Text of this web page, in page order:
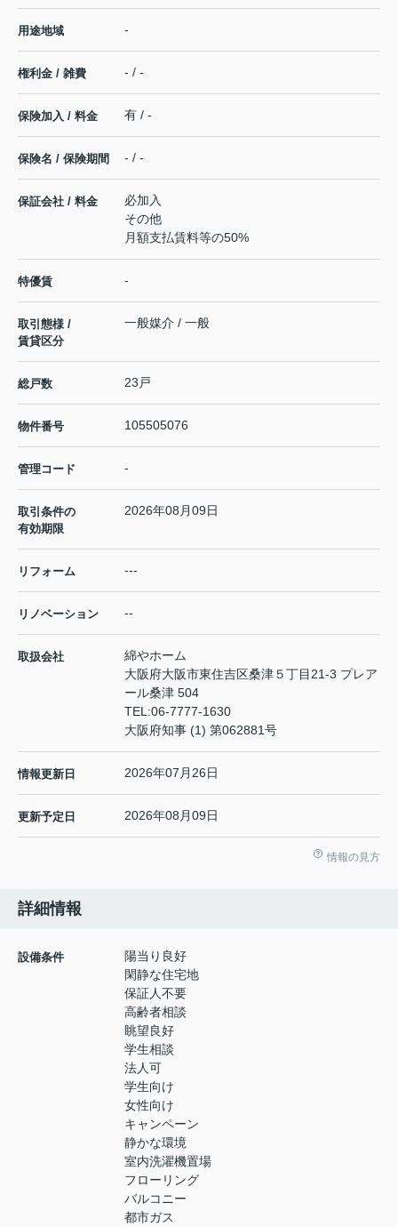
用途地域 -
権利金 / 雑費 - / -
保険加入 / 料金 有 / -
保険名 / 保険期間 - / -
保証会社 / 料金
必加入
その他
月額支払賃料等の50%
特優賃 -
取引態様 /
賃貸区分
一般媒介 / 一般
総戸数 23戸
物件番号 105505076
管理コード -
取引条件の
有効期限
2026年08月09日
リフォーム ---
リノベーション --
取扱会社
綿やホーム
大阪府大阪市東住吉区桑津５丁目21-3 プレア
ール桑津 504
TEL:06-7777-1630
大阪府知事 (1) 第062881号
情報更新日 2026年07月26日
更新予定日 2026年08月09日
情報の見方
詳細情報
設備条件
陽当り良好
閑静な住宅地
保証人不要
高齢者相談
眺望良好
学生相談
法人可
学生向け
女性向け
キャンペーン
静かな環境
室内洗濯機置場
フローリング
バルコニー
都市ガス